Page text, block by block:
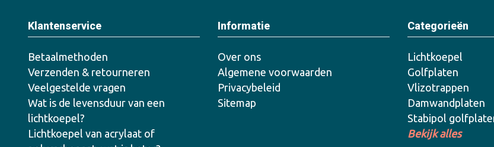
Klantenservice
Betaalmethoden
Verzenden & retourneren
Veelgestelde vragen
Wat is de levensduur van een
lichtkoepel?
Lichtkoepel van acrylaat of
Informatie
Over ons
Algemene voorwaarden
Privacybeleid
Sitemap
Categorieën
Lichtkoepel
Golfplaten
Vlizotrappen
Damwandplaten
Stabipol
Bekijk alles